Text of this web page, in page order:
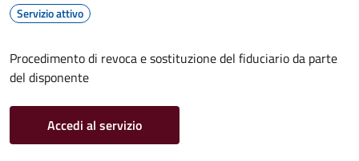
Servizio attivo
Procedimento di revoca e sostituzione del fiduciario da parte
del disponente
Accedi al servizio